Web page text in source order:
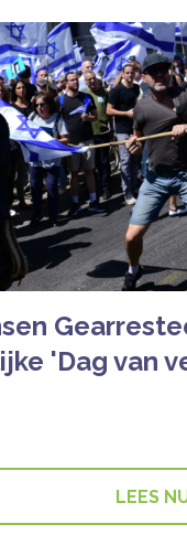
'Dag van
LEES